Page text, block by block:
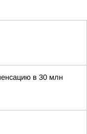
в 30 млн